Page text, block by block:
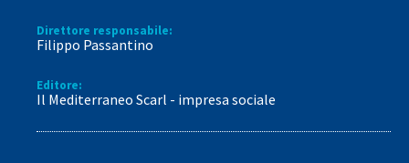
Direttore responsabile:
Filippo Passantino
Editore:
Il Mediterraneo Scarl - impresa sociale